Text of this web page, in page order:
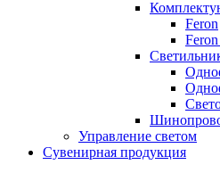
Feron
Управление светом
Сувенирная продукция